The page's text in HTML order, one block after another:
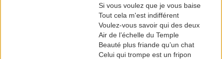
Si vous voulez que je vous baise
Tout cela m'est indifférent
Voulez-vous savoir qui des deux
Air de l’échelle du Temple
Beauté plus friande qu’un chat
Celui qui trompe est un fripon